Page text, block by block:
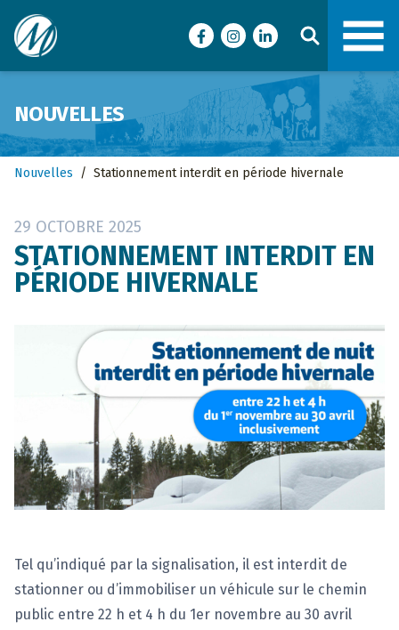
Ville de Malartic
FacebookInstagramLinkedIn
NOUVELLES
Nouvelles / Stationnement interdit en période hivernale
29 OCTOBRE 2025
STATIONNEMENT INTERDIT EN
PÉRIODE HIVERNALE
Tel qu’indiqué par la signalisation, il est interdit de
stationner ou d’immobiliser un véhicule sur le chemin
public entre 22 h et 4 h du 1er novembre au 30 avril